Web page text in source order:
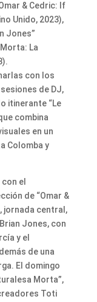
& Cedric: If
Unido, 2023),
Jones”
La
con los
de DJ,
itinerante “Le
combina
en un
Colomba y
el
de “Omar &
jornada central,
Jones, con
y el
de una
El domingo
Morta”,
Toti